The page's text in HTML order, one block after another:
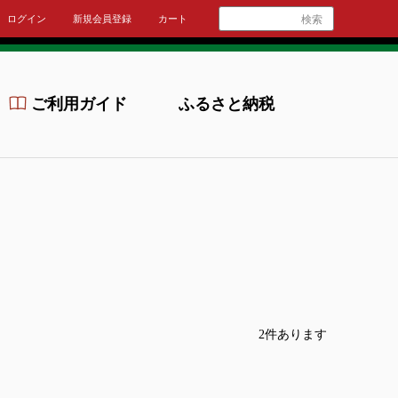
ログイン 新規会員登録 カート 検索
ご利用ガイド ふるさと納税
2件あります